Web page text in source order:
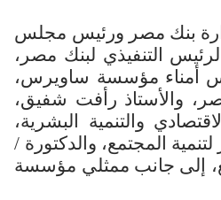
بنك مصر ورئيس مجلس
التنفيذي لبنك مصر،
أمناء مؤسسة ساويرس،
والأستاذ رأفت شفيق،
والتنمية البشرية،
المجتمع، والدكتورة /
إلى جانب ممثلي مؤسسة